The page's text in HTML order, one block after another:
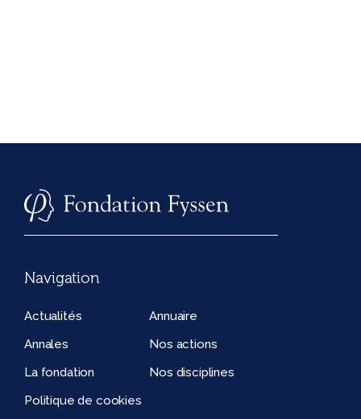
Navigation
Actualités
Annuaire
Annales
Nos actions
La fondation
Nos disciplines
Politique de cookies